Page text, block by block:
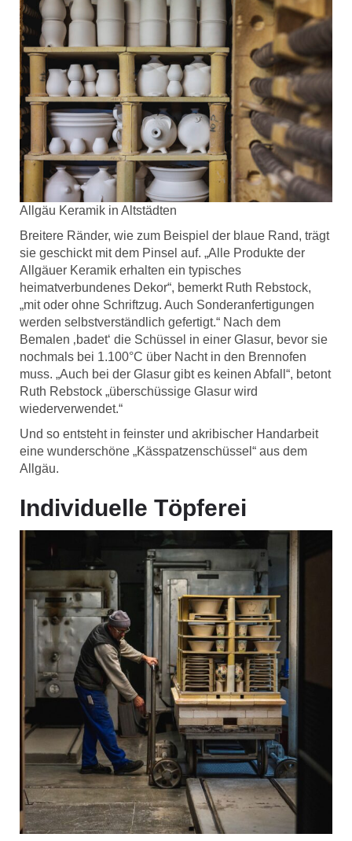
Allgäu Keramik in Altstädten
Breitere Ränder, wie zum Beispiel der blaue Rand, trägt
sie geschickt mit dem Pinsel auf. „Alle Produkte der
Allgäuer Keramik erhalten ein typisches
heimatverbundenes Dekor“, bemerkt Ruth Rebstock,
„mit oder ohne Schriftzug. Auch Sonderanfertigungen
werden selbstverständlich gefertigt.“ Nach dem
Bemalen ‚badet‘ die Schüssel in einer Glasur, bevor sie
nochmals bei 1.100°C über Nacht in den Brennofen
muss. „Auch bei der Glasur gibt es keinen Abfall“, betont
Ruth Rebstock „überschüssige Glasur wird
wiederverwendet.“
Und so entsteht in feinster und akribischer Handarbeit
eine wunderschöne „Kässpatzenschüssel“ aus dem
Allgäu.
Individuelle Töpferei